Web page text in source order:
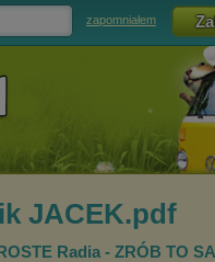
zapomniałem
JACEK.pdf
Radia - ZRÓB TO